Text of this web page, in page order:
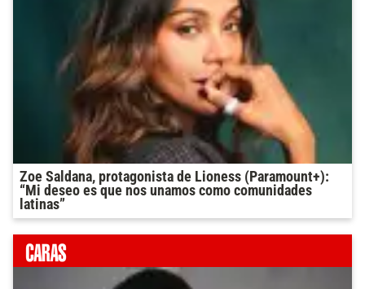
Zoe Saldana, protagonista de Lioness (Paramount+):
“Mi deseo es que nos unamos como comunidades
latinas”